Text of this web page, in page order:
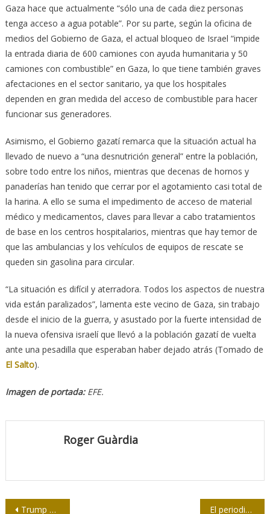
Gaza hace que actualmente “sólo una de cada diez personas
tenga acceso a agua potable”. Por su parte, según la oficina de
medios del Gobierno de Gaza, el actual bloqueo de Israel “impide
la entrada diaria de 600 camiones con ayuda humanitaria y 50
camiones con combustible” en Gaza, lo que tiene también graves
afectaciones en el sector sanitario, ya que los hospitales
dependen en gran medida del acceso de combustible para hacer
funcionar sus generadores.
Asimismo, el Gobierno gazatí remarca que la situación actual ha
llevado de nuevo a “una desnutrición general” entre la población,
sobre todo entre los niños, mientras que decenas de hornos y
panaderías han tenido que cerrar por el agotamiento casi total de
la harina. A ello se suma el impedimento de acceso de material
médico y medicamentos, claves para llevar a cabo tratamientos
de base en los centros hospitalarios, mientras que hay temor de
que las ambulancias y los vehículos de equipos de rescate se
queden sin gasolina para circular.
“La situación es difícil y aterradora. Todos los aspectos de nuestra
vida están paralizados”, lamenta este vecino de Gaza, sin trabajo
desde el inicio de la guerra, y asustado por la fuerte intensidad de
la nueva ofensiva israelí que llevó a la población gazatí de vuelta
ante una pesadilla que esperaban haber dejado atrás (Tomado de
El Salto).
Imagen de portada:EFE.
Roger Guàrdia
Trump anuncia aranceles del 25 % a todos los vehículos no fabricados en EE.UU. El periodismo y la unión de generaciones